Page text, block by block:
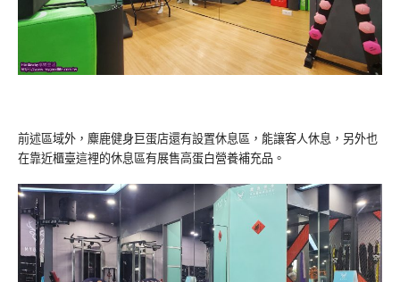
前述區域外，麋鹿健身巨蛋店還有設置休息區，能讓客人休息，另外也
在靠近櫃臺這裡的休息區有展售高蛋白營養補充品。